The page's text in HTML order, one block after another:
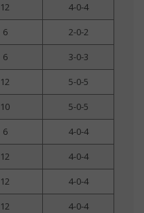
12
4-0-4
6
2-0-2
6
3-0-3
12
5-0-5
10
5-0-5
6
4-0-4
12
4-0-4
12
4-0-4
12
4-0-4